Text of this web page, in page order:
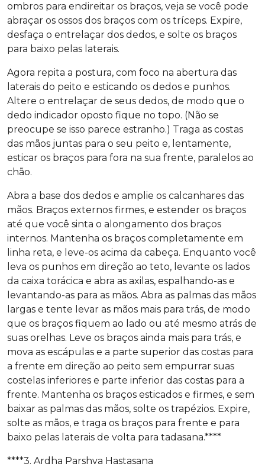
ombros para endireitar os braços, veja se você pode
abraçar os ossos dos braços com os tríceps. Expire,
desfaça o entrelaçar dos dedos, e solte os braços
para baixo pelas laterais.
Agora repita a postura, com foco na abertura das
laterais do peito e esticando os dedos e punhos.
Altere o entrelaçar de seus dedos, de modo que o
dedo indicador oposto fique no topo. (Não se
preocupe se isso parece estranho.) Traga as costas
das mãos juntas para o seu peito e, lentamente,
esticar os braços para fora na sua frente, paralelos ao
chão.
Abra a base dos dedos e amplie os calcanhares das
mãos. Braços externos firmes, e estender os braços
até que você sinta o alongamento dos braços
internos. Mantenha os braços completamente em
linha reta, e leve-os acima da cabeça. Enquanto você
leva os punhos em direção ao teto, levante os lados
da caixa torácica e abra as axilas, espalhando-as e
levantando-as para as mãos. Abra as palmas das mãos
largas e tente levar as mãos mais para trás, de modo
que os braços fiquem ao lado ou até mesmo atrás de
suas orelhas. Leve os braços ainda mais para trás, e
mova as escápulas e a parte superior das costas para
a frente em direção ao peito sem empurrar suas
costelas inferiores e parte inferior das costas para a
frente. Mantenha os braços esticados e firmes, e sem
baixar as palmas das mãos, solte os trapézios. Expire,
solte as mãos, e traga os braços para frente e para
baixo pelas laterais de volta para tadasana.****
****3. Ardha Parshva Hastasana